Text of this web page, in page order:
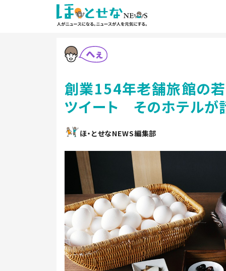
創業154年老舗旅館の若
ツイート そのホテルが
ほ・とせなNEWS編集部